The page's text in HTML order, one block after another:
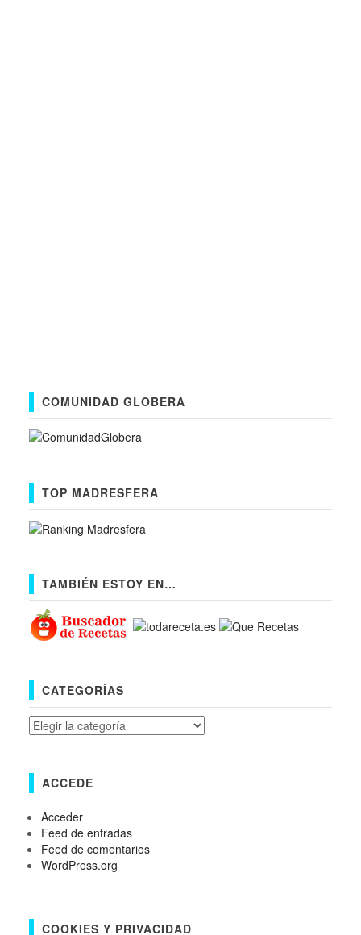
COMUNIDAD GLOBERA
TOP MADRESFERA
TAMBIÉN ESTOY EN…
CATEGORÍAS
Categorías
ACCEDE
Acceder
Feed de entradas
Feed de comentarios
WordPress.org
COOKIES Y PRIVACIDAD